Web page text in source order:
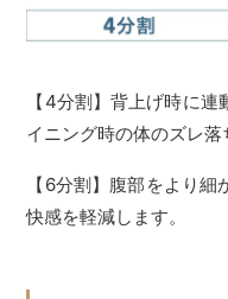
【4分割】背上げ時に
イニング時の体のズレ落
【6分割】腹部をより
快感を軽減します。